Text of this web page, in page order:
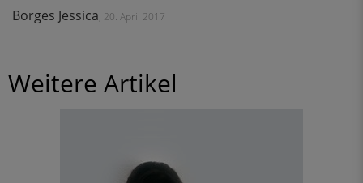
Borges Jessica, 20. April 2017
Weitere Artikel